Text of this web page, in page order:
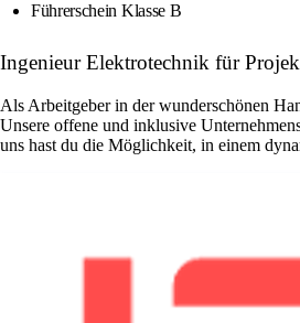
Führerschein Klasse B
Ingenieur Elektrotechnik für
Als Arbeitgeber in der wunderschönen
Unsere offene und inklusive
uns hast du die Möglichkeit, in einem